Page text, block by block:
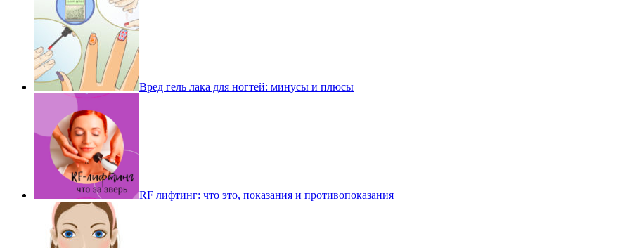
Вред гель лака для ногтей: минусы и плюсы
RF лифтинг: что это, показания и противопоказания